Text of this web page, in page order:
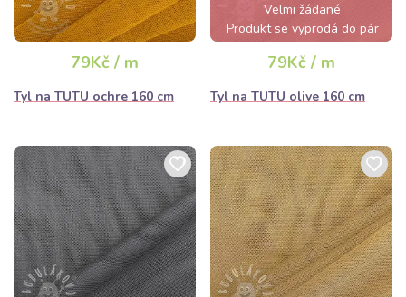
79Kč / m
Tyl na TUTU ochre 160 cm
Velmi žádané
Produkt se vyprodá do pár
hodin
79Kč / m
Tyl na TUTU olive 160 cm